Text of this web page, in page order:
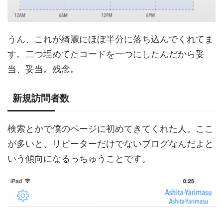
うん、これが綺麗にほぼ半分に落ち込んでくれてま
す。二つ埋めてたコードを一つにしたんだから妥
当、妥当。残念。
新規訪問者数
検索とかで僕のページに初めてきてくれた人。ここ
が多いと、リピーターだけでないブログなんだよと
いう傾向になるっちゅうことです。